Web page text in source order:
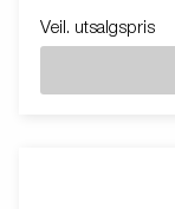
Veil. utsalgspris